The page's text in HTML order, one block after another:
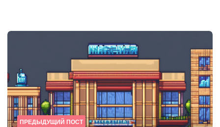
Post
navigation
ПРЕДЫДУЩИЙ ПОСТ